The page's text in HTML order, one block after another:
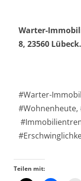
Warter-
8, 23560 Lübeck.
#Warter-
#Wohnenheute,
Teilen mit: